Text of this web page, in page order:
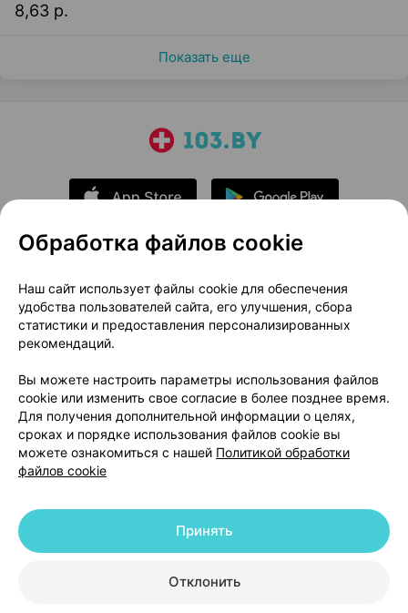
8,63 р.
Показать еще
О проекте
Новости проекта
Размещение рекламы
Медицинский маркетинг
Публичный договор
Доставка
Способы оплаты
Вакансии
Партнеры
Написать руководителю 103.by
Написать в поддержку
Персональные настройки Cookie
© 2026 ООО «Артокс Лаб», УНП 191700409 | 220012, Республика Беларусь,
+375 291212755
Обработка файлов cookie
Наш сайт использует файлы cookie для обеспечения
удобства пользователей сайта, его улучшения, сбора
статистики и предоставления персонализированных
рекомендаций.
Вы можете настроить параметры использования файлов
cookie или изменить свое согласие в более позднее время.
Для получения дополнительной информации о целях,
сроках и порядке использования файлов cookie вы
можете ознакомиться с нашей Политикой обработки
файлов cookie
Отклонить
Принять